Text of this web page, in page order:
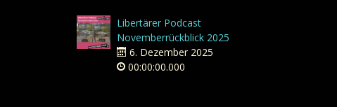
Libertärer Podcast
Novemberrückblick 2025
6. Dezember 2025
00:00:00.000